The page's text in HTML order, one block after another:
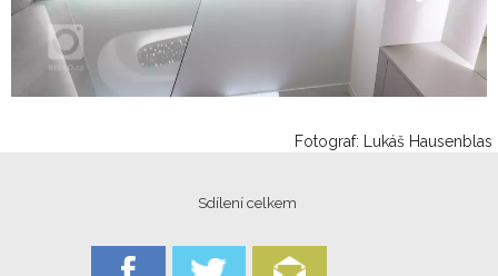
Fotograf: Lukáš Hausenblas
Sdílení celkem